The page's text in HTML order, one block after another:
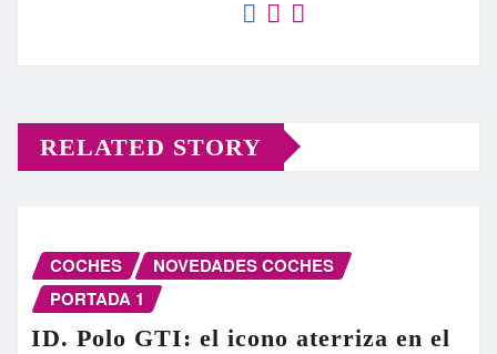
RELATED STORY
COCHES
NOVEDADES COCHES
PORTADA 1
ID. Polo GTI: el icono aterriza en el